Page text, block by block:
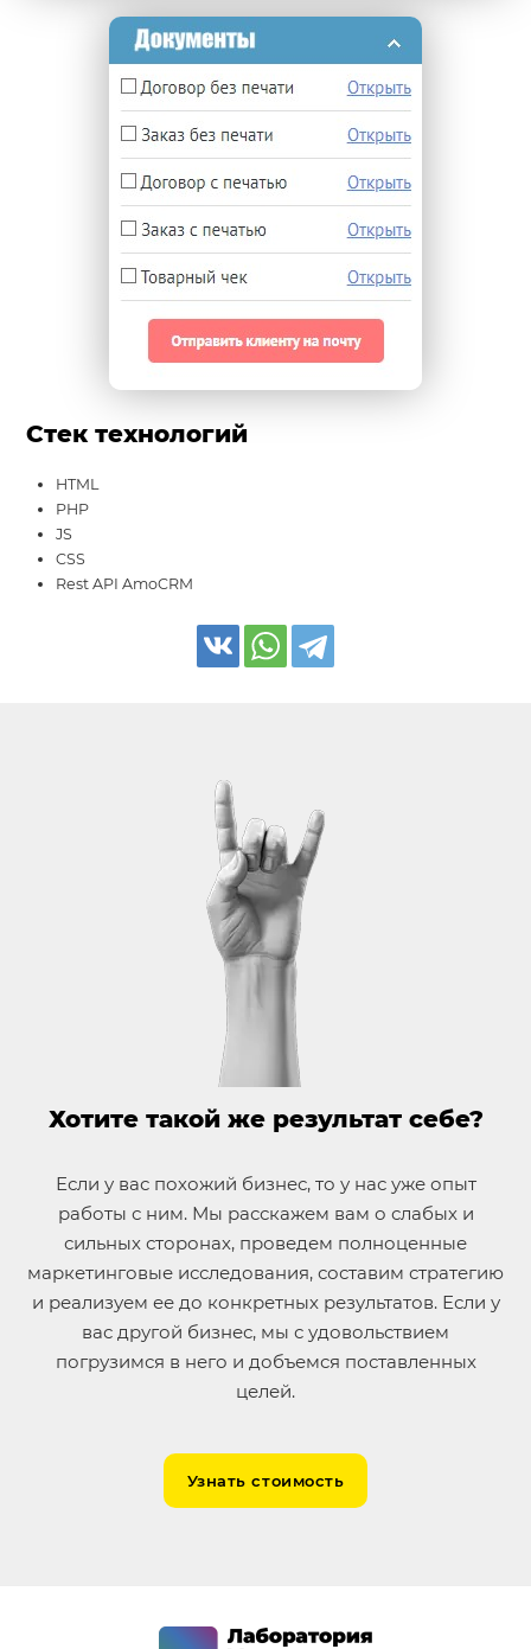
Стек технологий
HTML
PHP
JS
CSS
Rest API AmoCRM
Хотите такой же результат себе?
Если у вас похожий бизнес, то у нас уже опыт
работы с ним. Мы расскажем вам о слабых и
сильных сторонах, проведем полноценные
маркетинговые исследования, составим стратегию
и реализуем ее до конкретных результатов. Если у
вас другой бизнес, мы с удовольствием
погрузимся в него и добъемся поставленных
целей.
Узнать стоимость